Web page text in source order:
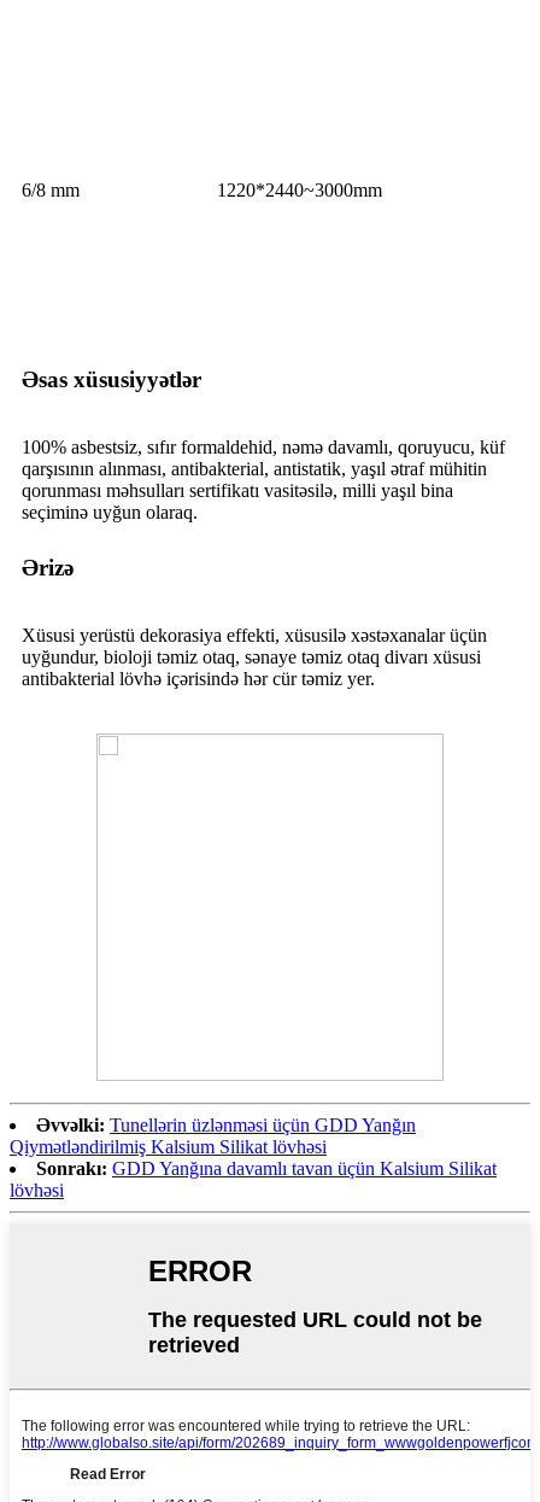
6/8 mm 1220*2440~3000mm
Əsas xüsusiyyətlər
100% asbestsiz, sıfır formaldehid, nəmə davamlı, qoruyucu, küf
qarşısının alınması, antibakterial, antistatik, yaşıl ətraf mühitin
qorunması məhsulları sertifikatı vasitəsilə, milli yaşıl bina
seçiminə uyğun olaraq.
Ərizə
Xüsusi yerüstü dekorasiya effekti, xüsusilə xəstəxanalar üçün
uyğundur, bioloji təmiz otaq, sənaye təmiz otaq divarı xüsusi
antibakterial lövhə içərisində hər cür təmiz yer.
Əvvəlki: Tunellərin üzlənməsi üçün GDD Yanğın
Qiymətləndirilmiş Kalsium Silikat lövhəsi
Sonrakı: GDD Yanğına davamlı tavan üçün Kalsium Silikat
lövhəsi